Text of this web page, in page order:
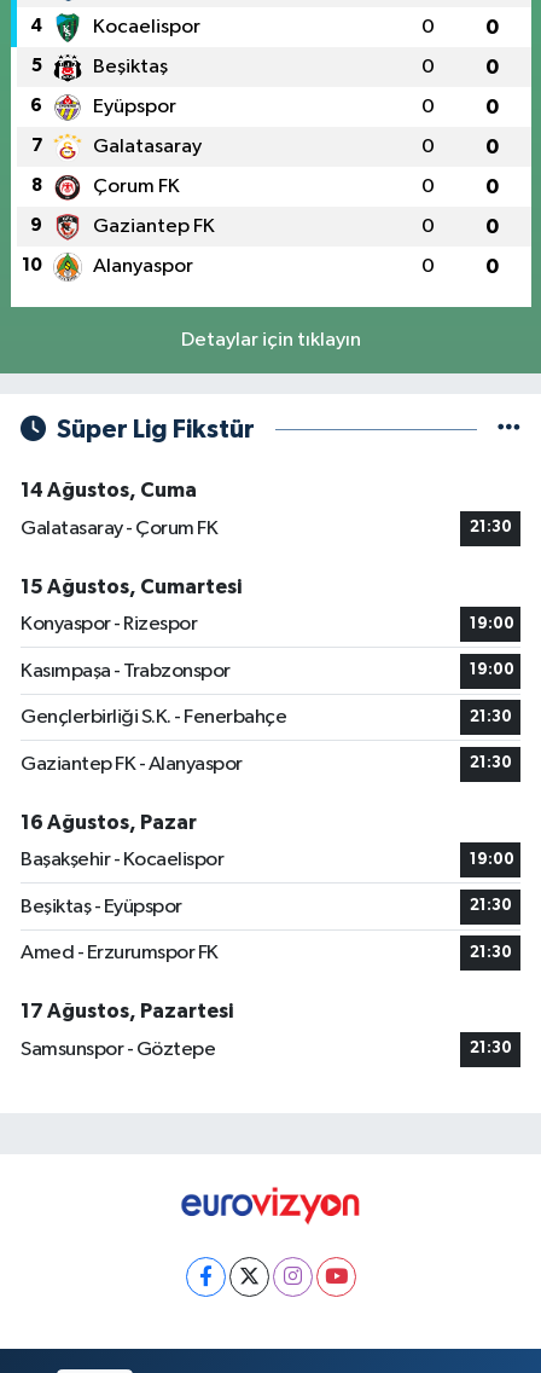
4 Kocaelispor 0 0
5 Beşiktaş 0 0
6 Eyüpspor 0 0
7 Galatasaray 0 0
8 Çorum FK 0 0
9 Gaziantep FK 0 0
10 Alanyaspor 0 0
Detaylar için tıklayın
Süper Lig Fikstür
14 Ağustos, Cuma
Galatasaray - Çorum FK
21:30
15 Ağustos, Cumartesi
Konyaspor - Rizespor
19:00
Kasımpaşa - Trabzonspor 19:00
Gençlerbirliği S.K. - Fenerbahçe 21:30
Gaziantep FK - Alanyaspor 21:30
16 Ağustos, Pazar
Başakşehir - Kocaelispor
19:00
Beşiktaş - Eyüpspor 21:30
Amed - Erzurumspor FK 21:30
17 Ağustos, Pazartesi
Samsunspor - Göztepe
21:30